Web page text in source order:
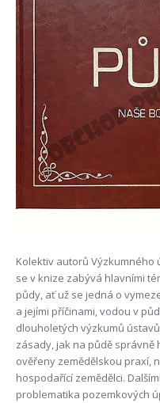
Kolektiv autorů Výzkumného
se v knize zabývá hlavními
půdy, ať už se jedná o
a jejími příčinami, vodou v
dlouholetých výzkumů
zásady, jak na půdě
ověřeny zemědělskou praxí,
hospodařící zemědělci.
problematika pozemkových